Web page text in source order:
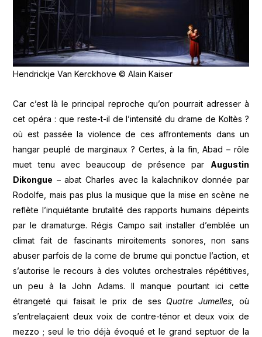
Hendrickje Van Kerckhove © Alain Kaiser
Car c’est là le principal reproche qu’on pourrait adresser à
cet opéra : que reste-t-il de l’intensité du drame de Koltès ?
où est passée la violence de ces affrontements dans un
hangar peuplé de marginaux ? Certes, à la fin, Abad – rôle
muet tenu avec beaucoup de présence par Augustin
Dikongue – abat Charles avec la kalachnikov donnée par
Rodolfe, mais pas plus la musique que la mise en scène ne
reflète l’inquiétante brutalité des rapports humains dépeints
par le dramaturge. Régis Campo sait installer d’emblée un
climat fait de fascinants miroitements sonores, non sans
abuser parfois de la corne de brume qui ponctue l’action, et
s’autorise le recours à des volutes orchestrales répétitives,
un peu à la John Adams. Il manque pourtant ici cette
étrangeté qui faisait le prix de ses Quatre Jumelles, où
s’entrelaçaient deux voix de contre-ténor et deux voix de
mezzo ; seul le trio déjà évoqué et le grand septuor de la